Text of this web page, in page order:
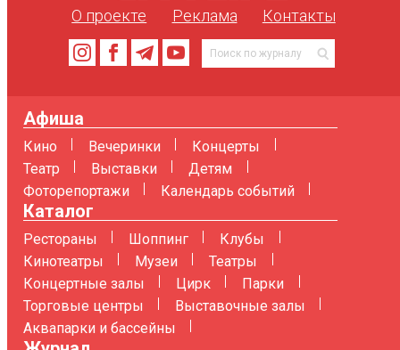
О проекте Реклама Контакты
Афиша
Кино Вечеринки
Концерты
Театр
Выставки
Детям
Фоторепортажи
Календарь событий
Каталог
Рестораны Шоппинг
Клубы
Кинотеатры
Музеи
Театры
Концертные залы
Цирк
Парки
Торговые центры
Выставочные залы
Аквапарки и бассейны